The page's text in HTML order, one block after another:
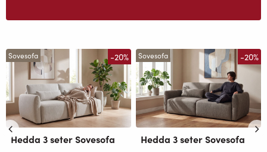
Sovesofa -20%
Hedda 3 seter Sovesofa
Sovesofa -20%
Hedda 3 seter Sovesofa